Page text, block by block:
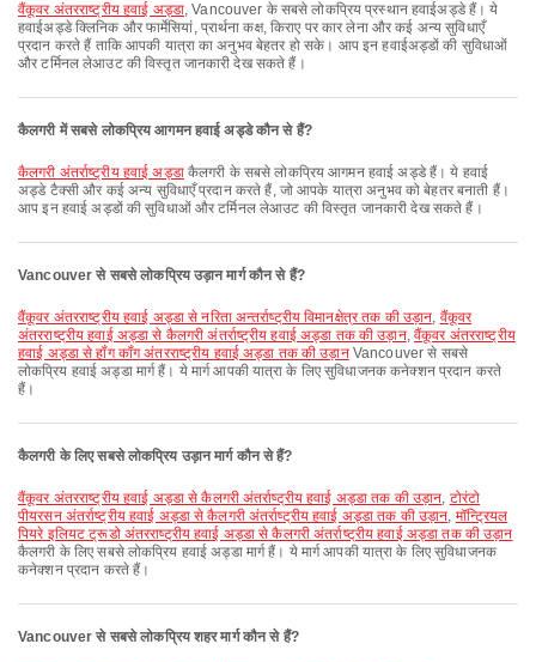
वैंकूवर अंतरराष्ट्रीय हवाई अड्डा, Vancouver के सबसे लोकप्रिय प्रस्थान हवाईअड्डे हैं। ये
हवाईअड्डे क्लिनिक और फार्मेसियां, प्रार्थना कक्ष, किराए पर कार लेना और कई अन्य सुविधाएँ
प्रदान करते हैं ताकि आपकी यात्रा का अनुभव बेहतर हो सके। आप इन हवाईअड्डों की सुविधाओं
और टर्मिनल लेआउट की विस्तृत जानकारी देख सकते हैं।
कैलगरी में सबसे लोकप्रिय आगमन हवाई अड्डे कौन से हैं?
कैलगरी अंतर्राष्ट्रीय हवाई अड्डाकैलगरी के सबसे लोकप्रिय आगमन हवाई अड्डे हैं। ये हवाई
अड्डे टैक्सी और कई अन्य सुविधाएँ प्रदान करते हैं, जो आपके यात्रा अनुभव को बेहतर बनाती हैं।
आप इन हवाई अड्डों की सुविधाओं और टर्मिनल लेआउट की विस्तृत जानकारी देख सकते हैं।
Vancouver से सबसे लोकप्रिय उड़ान मार्ग कौन से हैं?
वैंकूवर अंतरराष्ट्रीय हवाई अड्डा से नरिता अन्तर्राष्ट्रीय विमानक्षेत्र तक की उड़ान, वैंकूवर
अंतरराष्ट्रीय हवाई अड्डा से कैलगरी अंतर्राष्ट्रीय हवाई अड्डा तक की उड़ान,वैंकूवर अंतरराष्ट्रीय
हवाई अड्डा से हॉंग कॉंग अंतरराष्ट्रीय हवाई अड्डा तक की उड़ानVancouver से सबसे
लोकप्रिय हवाई अड्डा मार्ग हैं। ये मार्ग आपकी यात्रा के लिए सुविधाजनक कनेक्शन प्रदान करते
हैं।
कैलगरी के लिए सबसे लोकप्रिय उड़ान मार्ग कौन से हैं?
वैंकूवर अंतरराष्ट्रीय हवाई अड्डा से कैलगरी अंतर्राष्ट्रीय हवाई अड्डा तक की उड़ान, टोरंटो
पीयरसन अंतर्राष्ट्रीय हवाई अड्डा से कैलगरी अंतर्राष्ट्रीय हवाई अड्डा तक की उड़ान, मॉन्ट्रियल
पियरे इलियट ट्रूडो अंतरराष्ट्रीय हवाई अड्डा से कैलगरी अंतर्राष्ट्रीय हवाई अड्डा तक की उड़ान
कैलगरी के लिए सबसे लोकप्रिय हवाई अड्डा मार्ग हैं। ये मार्ग आपकी यात्रा के लिए सुविधाजनक
कनेक्शन प्रदान करते हैं।
Vancouver से सबसे लोकप्रिय शहर मार्ग कौन से हैं?